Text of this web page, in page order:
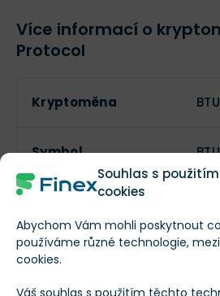
Souhlas s použitím
cookies
Abychom Vám mohli poskytnout
používáme různé technologie,
cookies.
Váš souhlas s použitím těchto
Více informací o
Protocol
Kryptoměna
Symbol BTU
Lze těžit?
Aktuální počet
tokenů